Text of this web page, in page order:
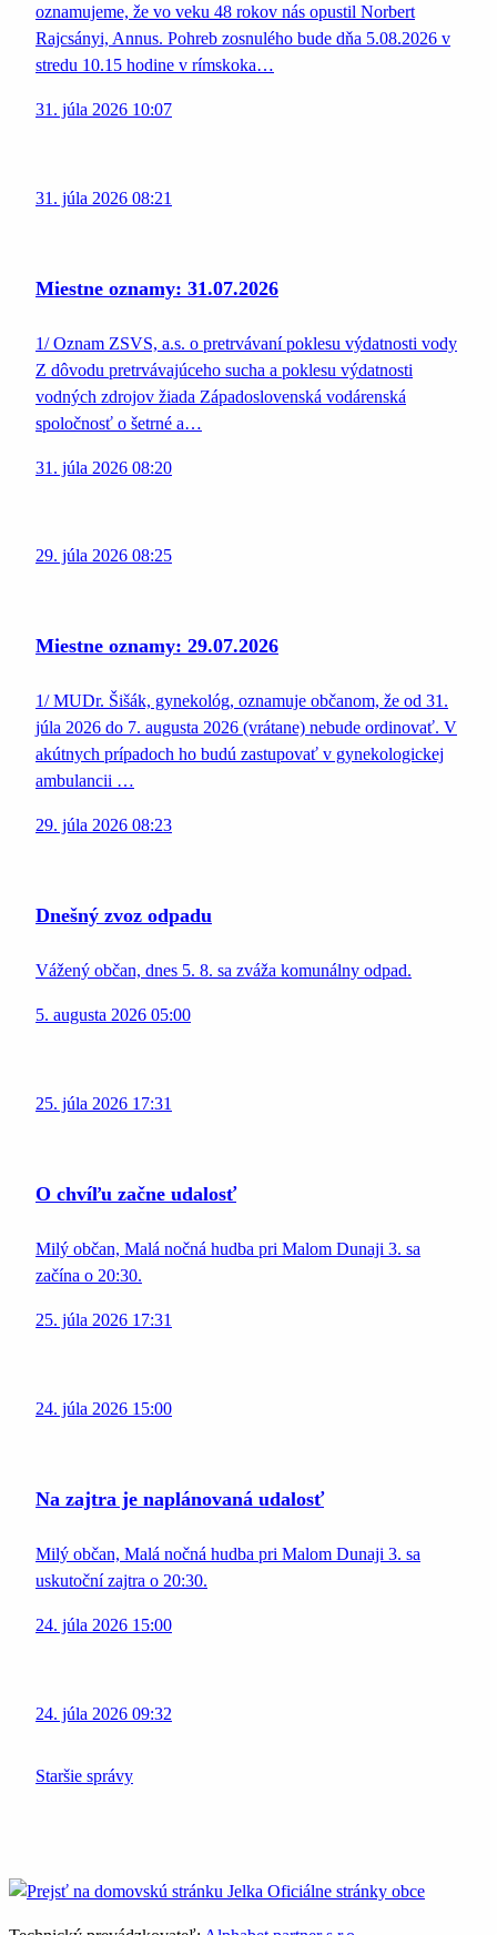
oznamujeme, že vo veku 48 rokov nás opustil Norbert
Rajcsányi, Annus. Pohreb zosnulého bude dňa 5.08.2026 v
stredu 10.15 hodine v rímskoka…
31. júla 2026 10:07
31. júla 2026 08:21
Miestne oznamy: 31.07.2026
1/ Oznam ZSVS, a.s. o pretrvávaní poklesu výdatnosti vody
Z dôvodu pretrvávajúceho sucha a poklesu výdatnosti
vodných zdrojov žiada Západoslovenská vodárenská
spoločnosť o šetrné a…
31. júla 2026 08:20
29. júla 2026 08:25
Miestne oznamy: 29.07.2026
1/ MUDr. Šišák, gynekológ, oznamuje občanom, že od 31.
júla 2026 do 7. augusta 2026 (vrátane) nebude ordinovať. V
akútnych prípadoch ho budú zastupovať v gynekologickej
ambulancii …
29. júla 2026 08:23
Dnešný zvoz odpadu
Vážený občan, dnes 5. 8. sa zváža komunálny odpad.
5. augusta 2026 05:00
25. júla 2026 17:31
O chvíľu začne udalosť
Milý občan, Malá nočná hudba pri Malom Dunaji 3. sa
začína o 20:30.
25. júla 2026 17:31
24. júla 2026 15:00
Na zajtra je naplánovaná udalosť
Milý občan, Malá nočná hudba pri Malom Dunaji 3. sa
uskutoční zajtra o 20:30.
24. júla 2026 15:00
24. júla 2026 09:32
Staršie správy
Jelka Oficiálne stránky obce